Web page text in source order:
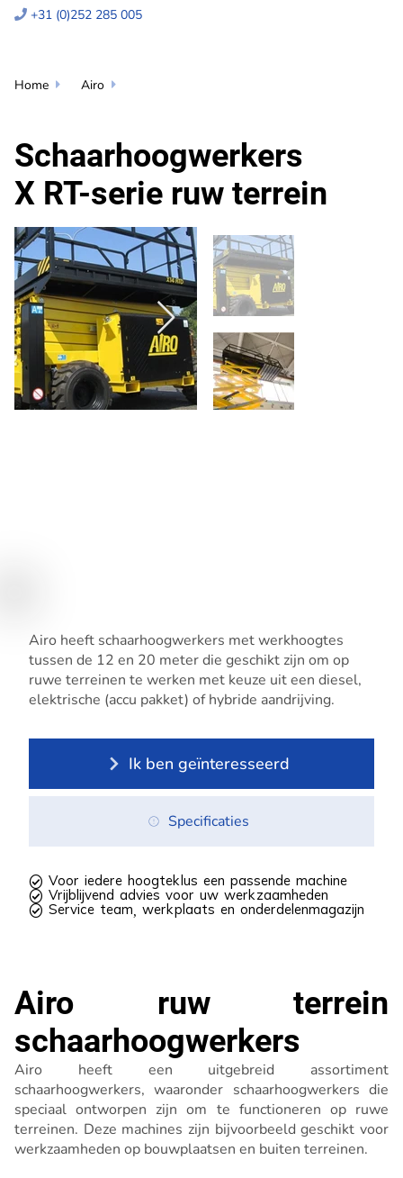
 +31 (0)252 285 005
Home  Airo 
Airo heeft schaarhoogwerkers met werkhoogtes
tussen de 12 en 20 meter die geschikt zijn om op
ruwe terreinen te werken met keuze uit een diesel,
elektrische (accu pakket) of hybride aandrijving.
 Voor iedere hoogteklus een passende machine
 Vrijblijvend advies voor uw werkzaamheden
 Service team, werkplaats en onderdelenmagazijn
Ik ben geïnteresseerd
Specificaties
Schaarhoogwerkers
X RT-serie ruw terrein
Airo ruw terrein
schaarhoogwerkers
Airo heeft een uitgebreid assortiment
schaarhoogwerkers, waaronder schaarhoogwerkers die
speciaal ontworpen zijn om te functioneren op ruwe
terreinen. Deze machines zijn bijvoorbeeld geschikt voor
werkzaamheden op bouwplaatsen en buiten terreinen.